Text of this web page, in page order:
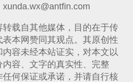
转载自其他媒体，目的在于传
本网赞同其观点。其原创性
容未经本站证实，对本文以
容、文字的真实性、完整
何保证或承诺，并请自行核